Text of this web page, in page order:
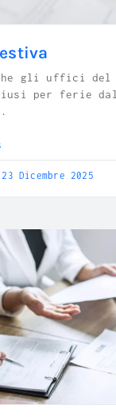
gli uffici del
per ferie dal
Dicembre 2025